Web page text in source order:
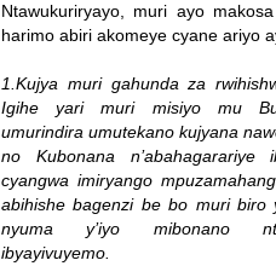
Ntawukuriryayo, muri ayo
harimo abiri akomeye cyane ariyo
1.Kujya muri gahunda za
Igihe yari muri misiyo mu
umurindira umutekano kujyana
no Kubonana n’abahagarariye
cyangwa imiryango
abihishe bagenzi be bo muri biro
nyuma y’iyo mibonano
ibyayivuyemo.